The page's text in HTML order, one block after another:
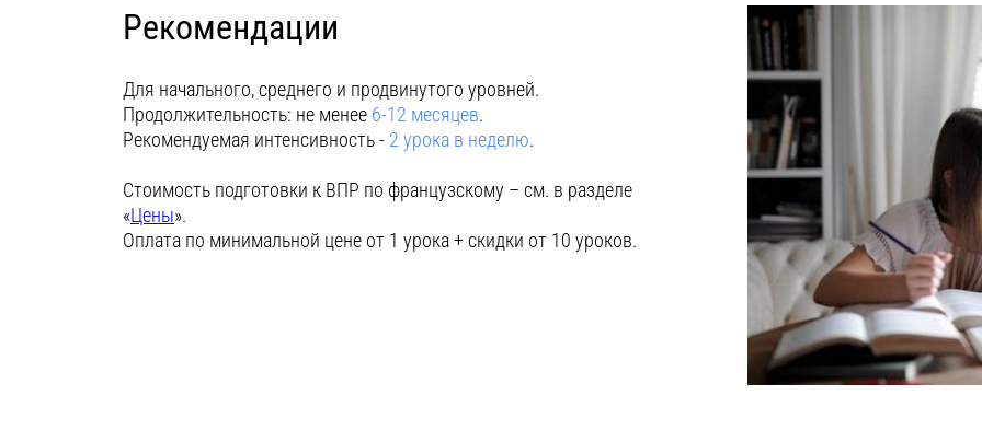
Рекомендации
Для начального, среднего и продвинутого уровней.
Продолжительность: не менее 6-12 месяцев.
Рекомендуемая интенсивность - 2 урока в неделю.
Стоимость подготовки к ВПР по французскому – см. в разделе
«Цены».
Оплата по минимальной цене от 1 урока + скидки от 10 уроков.